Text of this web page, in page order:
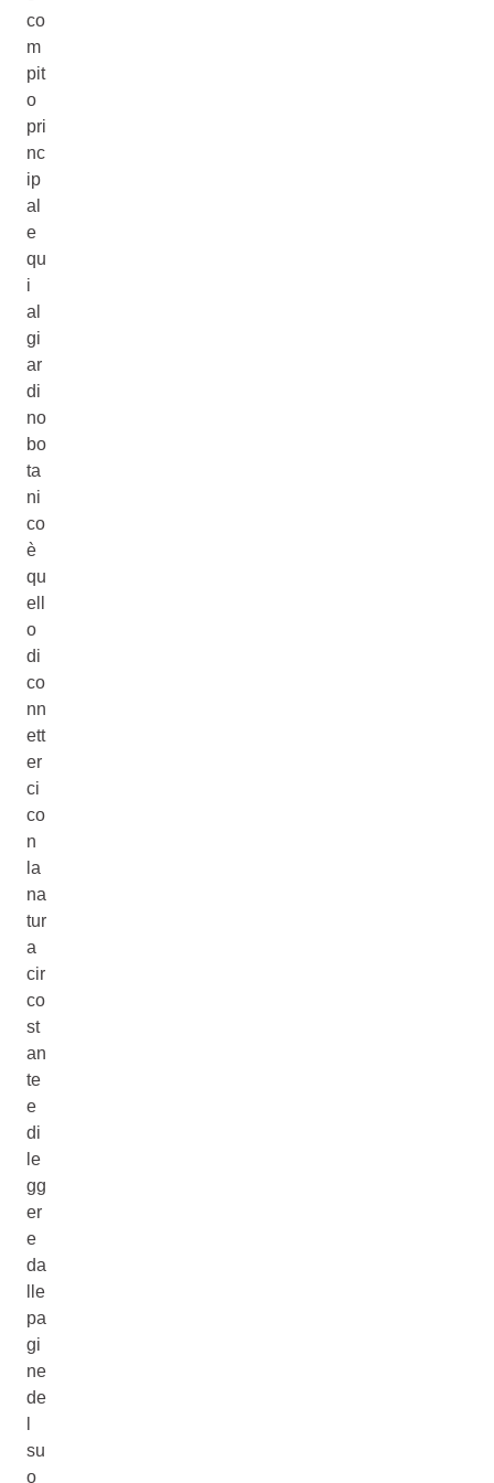
co
m
pit
o
pri
nc
ip
al
e
qu
i
al
gi
ar
di
no
bo
ta
ni
co
è
qu
ell
o
di
co
nn
ett
er
ci
co
n
la
na
tur
a
cir
co
st
an
te
e
di
le
gg
er
e
da
lle
pa
gi
ne
de
su
o